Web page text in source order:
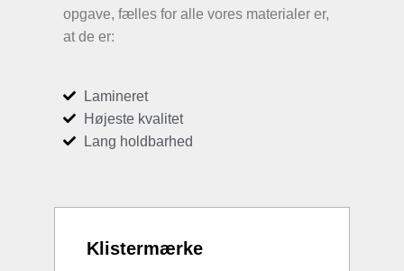
opgave, fælles for alle vores materialer er,
at de er:
Lamineret
Højeste kvalitet
Lang holdbarhed
Klistermærke